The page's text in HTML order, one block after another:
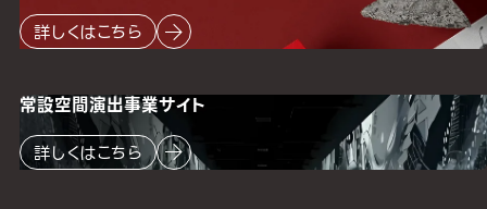
詳しくはこちら
常設空間演出事業サイト
詳しくはこちら